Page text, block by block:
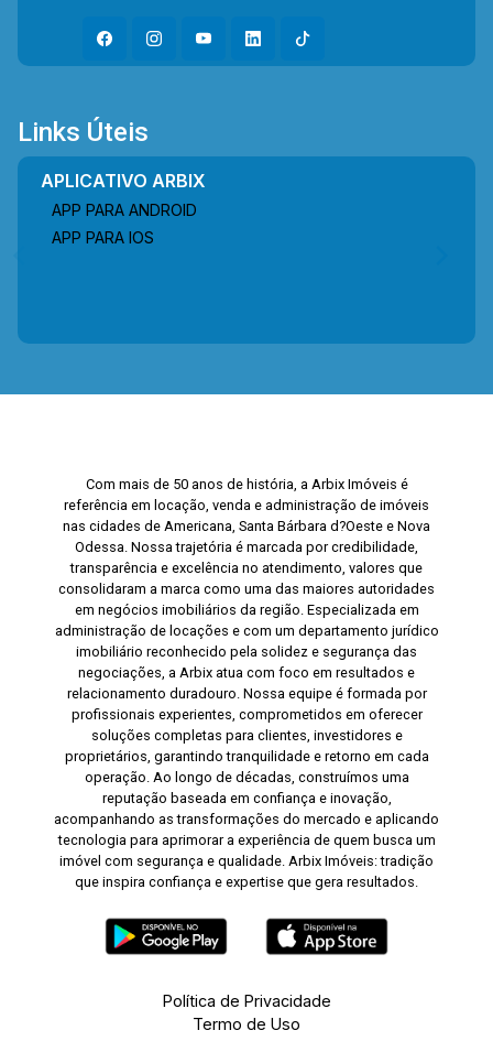
Links Úteis
APLICATIVO ARBIX
APP PARA ANDROID
APP PARA IOS
Com mais de 50 anos de história, a Arbix Imóveis é
referência em locação, venda e administração de imóveis
nas cidades de Americana, Santa Bárbara d?Oeste e Nova
Odessa. Nossa trajetória é marcada por credibilidade,
transparência e excelência no atendimento, valores que
consolidaram a marca como uma das maiores autoridades
em negócios imobiliários da região. Especializada em
administração de locações e com um departamento jurídico
imobiliário reconhecido pela solidez e segurança das
negociações, a Arbix atua com foco em resultados e
relacionamento duradouro. Nossa equipe é formada por
profissionais experientes, comprometidos em oferecer
soluções completas para clientes, investidores e
proprietários, garantindo tranquilidade e retorno em cada
operação. Ao longo de décadas, construímos uma
reputação baseada em confiança e inovação,
acompanhando as transformações do mercado e aplicando
tecnologia para aprimorar a experiência de quem busca um
imóvel com segurança e qualidade. Arbix Imóveis: tradição
que inspira confiança e expertise que gera resultados.
Política de Privacidade
Termo de Uso